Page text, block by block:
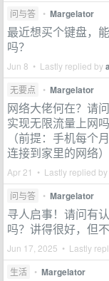
问与答 • Margelator
最近想买个键盘，
吗？
Jun 8 • Lastly replied by
无要点 • Margelator
网络大佬何在？请
实现无限流量上网
（前提：手机每个
连接到家里的网络）
Apr 21 • Lastly replied by
问与答 • Margelator
寻人启事！请问有
吗？讲得很好，但不
Jun 17, 2025 • Lastly
生活 • Margelator